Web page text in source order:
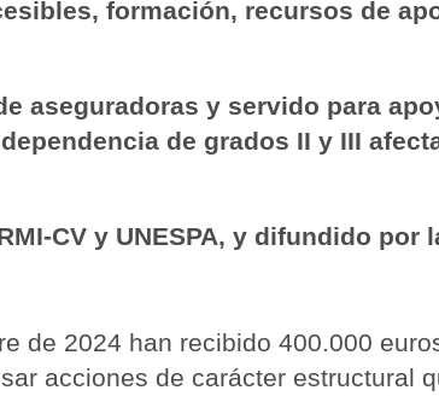
formación, recursos de
aseguradoras y servido para
de grados II y III
CV y UNESPA, y difundido por
de 2024 han recibido 400.000
acciones de carácter estructural